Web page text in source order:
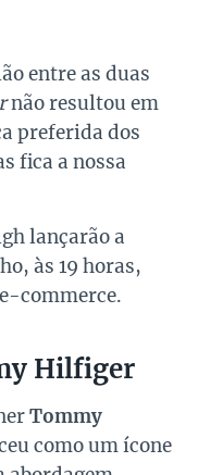
entre as duas
não resultou em
preferida dos
fica a nossa
lançarão a
às 19 horas,
commerce.
Hilfiger
Tommy
como um ícone